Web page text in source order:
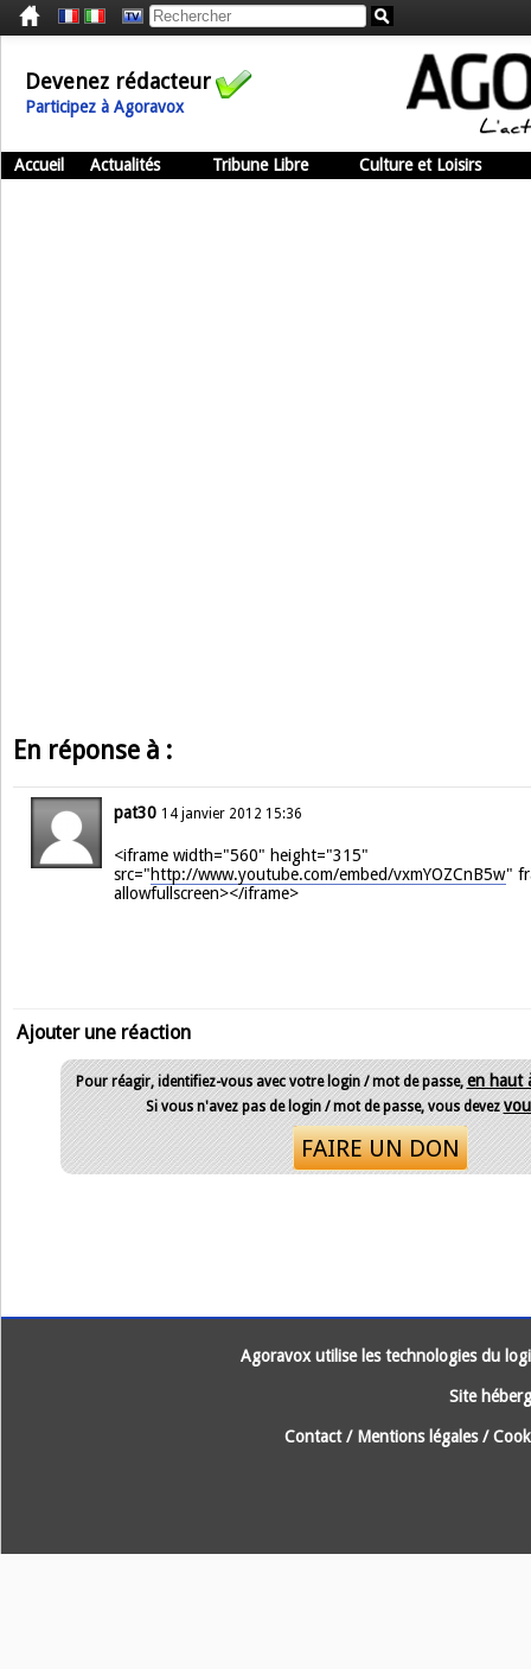
Devenez rédacteur
Participez à Agoravox
Accueil Actualités Tribune Libre Culture et Loisirs
En réponse à :
pat30 14 janvier 2012 15:36
<iframe width="560" height="315"
src="http://www.youtube.com/embed/vxmYOZCnB5w"
allowfullscreen></iframe>
Ajouter une réaction
Pour réagir, identifiez-vous avec votre login / mot de passe,en haut
Si vous n'avez pas de login / mot de passe, vous devez
FAIRE UN DON
Agoravox utilise les technologies du
Site
Contact/ Mentions légales/